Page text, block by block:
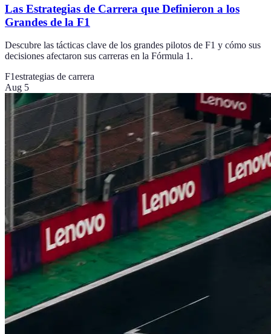
Las Estrategias de Carrera que Definieron a los
Grandes de la F1
Descubre las tácticas clave de los grandes pilotos de F1 y cómo sus
decisiones afectaron sus carreras en la Fórmula 1.
F1estrategias de carrera
Aug 5